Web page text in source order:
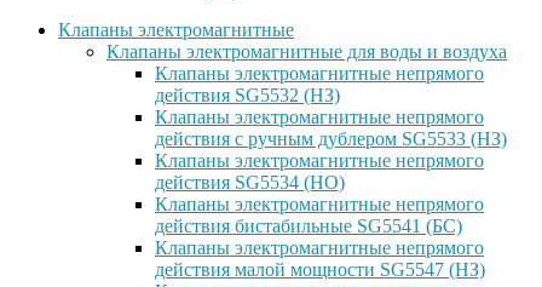
Клапаны электромагнитные
Клапаны электромагнитные для воды и воздуха
Клапаны электромагнитные непрямого
действия SG5532 (НЗ)
Клапаны электромагнитные непрямого
действия с ручным дублером SG5533 (НЗ)
Клапаны электромагнитные непрямого
действия SG5534 (НО)
Клапаны электромагнитные непрямого
действия бистабильные SG5541 (БС)
Клапаны электромагнитные непрямого
действия малой мощности SG5547 (НЗ)